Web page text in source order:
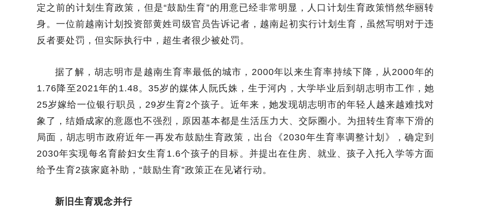
定之前的计划生育政策，但是“鼓励生育”的用意已经非常明显，人口计划生育政策悄然华丽转
身。一位前越南计划投资部黄姓司级官员告诉记者，越南起初实行计划生育，虽然写明对于违
反者要处罚，但实际执行中，超生者很少被处罚。
据了解，胡志明市是越南生育率最低的城市，2000年以来生育率持续下降，从2000年的
1.76降至2021年的1.48。35岁的媒体人阮氏姝，生于河内，大学毕业后到胡志明市工作，她
25岁嫁给一位银行职员，29岁生育2个孩子。近年来，她发现胡志明市的年轻人越来越难找对
象了，结婚成家的意愿也不强烈，原因基本都是生活压力大、交际圈小。为扭转生育率下滑的
局面，胡志明市政府近年一再发布鼓励生育政策，出台《2030年生育率调整计划》，确定到
2030年实现每名育龄妇女生育1.6个孩子的目标。并提出在住房、就业、孩子入托入学等方面
给予生育2孩家庭补助，“鼓励生育”政策正在见诸行动。
新旧生育观念并行